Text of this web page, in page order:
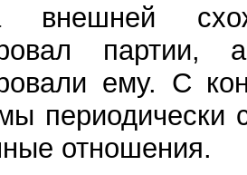
внешней
партии,
ему. С
периодически
отношения.